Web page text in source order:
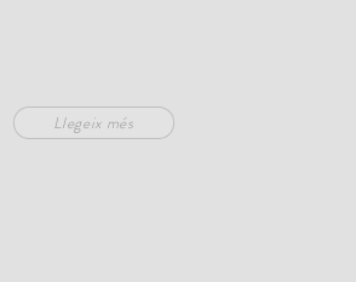
Llegeix més